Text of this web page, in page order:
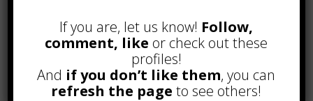
Comprare visite YouTube: i 5
vantaggi TOP!
Novembre 2nd, 2017
Parcheggiare low-cost a Torino
If you are, let us know! Follow,
comment, like or check out these
profiles!
And if you don’t like them, you can
refresh the page to see others!